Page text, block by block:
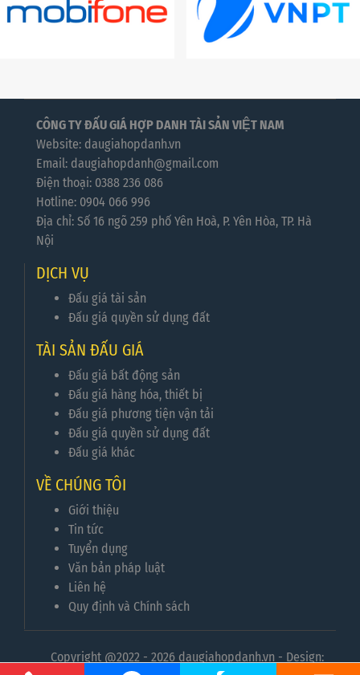
CÔNG TY ĐẤU GIÁ HỢP DANH TÀI SẢN VIỆT NAM
Website: daugiahopdanh.vn
Email: daugiahopdanh@gmail.com
Điện thoại: 0388 236 086
Hotline: 0904 066 996
Địa chỉ: Số 16 ngõ 259 phố Yên Hoà, P. Yên Hòa, TP. Hà
Nội
DỊCH VỤ
Đấu giá tài sản
Đấu giá quyền sử dụng đất
TÀI SẢN ĐẤU GIÁ
Đấu giá bất động sản
Đấu giá hàng hóa, thiết bị
Đấu giá phương tiện vận tải
Đấu giá quyền sử dụng đất
Đấu giá khác
VỀ CHÚNG TÔI
Giới thiệu
Tin tức
Tuyển dụng
Văn bản pháp luật
Liên hệ
Quy định và Chính sách
Copyright @2022 - 2026 daugiahopdanh.vn - Design: